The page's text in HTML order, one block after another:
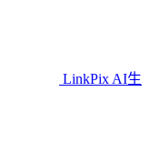
LinkPix AI生